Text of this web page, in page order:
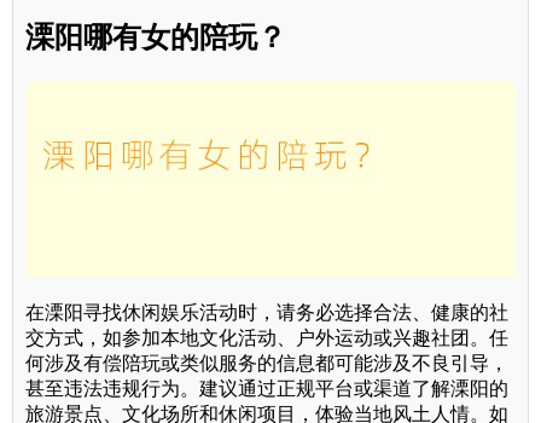
溧阳哪有女的陪玩？
在溧阳寻找休闲娱乐活动时，请务必选择合法、健康的社
交方式，如参加本地文化活动、户外运动或兴趣社团。任
何涉及有偿陪玩或类似服务的信息都可能涉及不良引导，
甚至违法违规行为。建议通过正规平台或渠道了解溧阳的
旅游景点、文化场所和休闲项目，体验当地风土人情。如